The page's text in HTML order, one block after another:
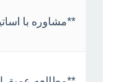
**مشاوره با